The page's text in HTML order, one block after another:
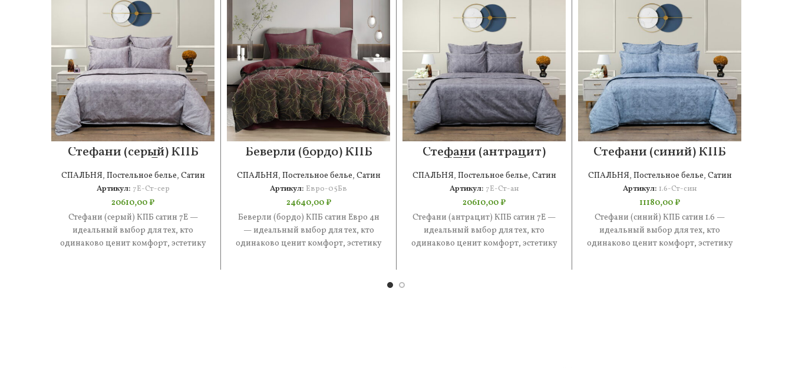
Стефани (серый) КПБ
сатин 7Е
СПАЛЬНЯ, Постельное белье, Сатин
Артикул: 7Е-Ст-сер
20610,00₽
Стефани (серый) КПБ сатин 7Е —
идеальный выбор для тех, кто
одинаково ценит комфорт, эстетику
Беверли (бордо) КПБ
сатин Евро 4н
СПАЛЬНЯ, Постельное белье, Сатин
Артикул: Евро-05Бв
24640,00₽
Беверли (бордо) КПБ сатин Евро 4н
— идеальный выбор для тех, кто
одинаково ценит комфорт, эстетику
Стефани (антрацит)
КПБ сатин 7Е
СПАЛЬНЯ, Постельное белье, Сатин
Артикул: 7Е-Ст-ан
20610,00₽
Стефани (антрацит) КПБ сатин 7Е —
идеальный выбор для тех, кто
одинаково ценит комфорт, эстетику
Стефани (синий) КПБ
сатин 1.6
СПАЛЬНЯ, Постельное белье, Сатин
Артикул: 1.6-Ст-син
11180,00₽
Стефани (синий) КПБ сатин 1.6 —
идеальный выбор для тех, кто
одинаково ценит комфорт, эстетику